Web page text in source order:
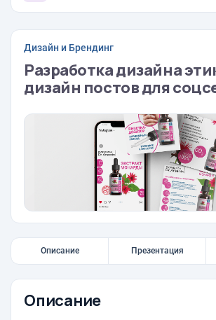
Дизайн и Брендинг
Разработка дизайна
дизайн постов для
Описание Презентация
Описание